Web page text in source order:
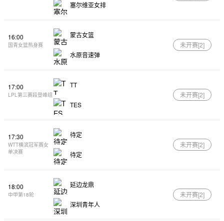
塞尔维亚女排
16:00
国青女篮热身赛
蒙古女篮
水原音速弹
未开赛[2]
17:00
LPL第三赛段登峰组
TT
TES
未开赛[2]
17:30
WTT横滨冠军赛女
单决赛
待定
待定
未开赛[2]
18:00
中甲第18轮
延边龙鼎
深圳青年人
未开赛[2]